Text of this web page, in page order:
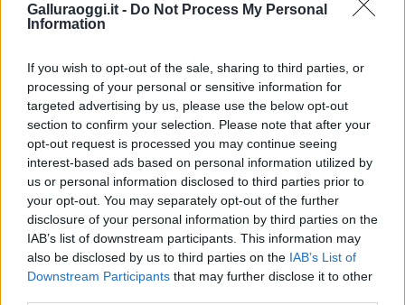
Galluraoggi.it - Do Not Process My Personal
Information
If you wish to opt-out of the sale, sharing to third parties, or
processing of your personal or sensitive information for
targeted advertising by us, please use the below opt-out
section to confirm your selection. Please note that after your
opt-out request is processed you may continue seeing
interest-based ads based on personal information utilized by
us or personal information disclosed to third parties prior to
your opt-out. You may separately opt-out of the further
disclosure of your personal information by third parties on the
IAB’s list of downstream participants. This information may
also be disclosed by us to third parties on the IAB’s List of
Downstream Participants that may further disclose it to other
cliccandoqui
Sei già abbonato?
Puoi effettuare l'accesso andando nella
sezioneLogindal menù del sito o
cliccandoqui
TEMI: Air Italy
Air Italy Olbia
Dipendenti Air Italy Olbia
Roberto Li Gioi
Inviaci le tue segnalazioni,